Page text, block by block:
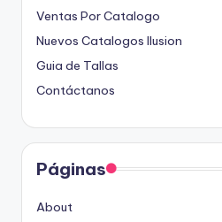
Ventas Por Catalogo
Nuevos Catalogos Ilusion
Guia de Tallas
Contáctanos
Páginas
About